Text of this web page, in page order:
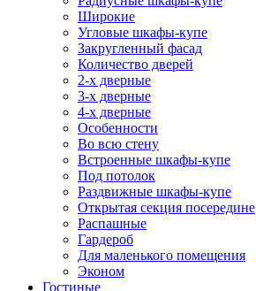
Широкие
Угловые шкафы-купе
Закругленный фасад
Количество дверей
2-х дверные
3-х дверные
4-х дверные
Особенности
Во всю стену
Встроенные шкафы-купе
Под потолок
Раздвижные шкафы-купе
Открытая секция посередине
Распашные
Гардероб
Для маленького помещения
Эконом
Гостиные